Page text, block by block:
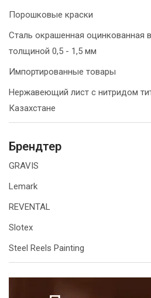
Порошковые краски
Сталь окрашенная оцинкованная
толщиной 0,5 - 1,5 мм
Импортированные товары
Нержавеющий лист с нитридом
Казахстане
Брендтер
GRAVIS
Lemark
REVENTAL
Slotex
Steel Reels Painting